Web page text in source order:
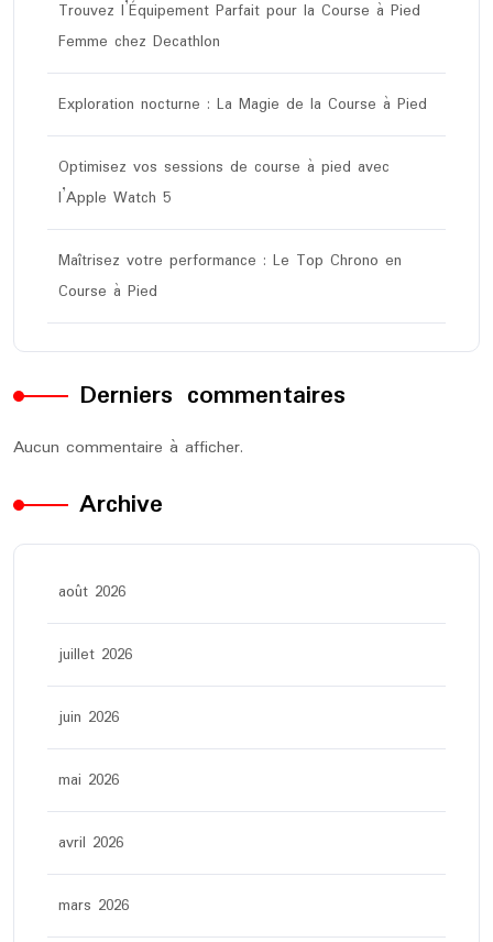
Trouvez l’Équipement Parfait pour la Course à Pied
Femme chez Decathlon
Exploration nocturne : La Magie de la Course à Pied
Optimisez vos sessions de course à pied avec
l’Apple Watch 5
Maîtrisez votre performance : Le Top Chrono en
Course à Pied
Derniers commentaires
Aucun commentaire à afficher.
Archive
août 2026
juillet 2026
juin 2026
mai 2026
avril 2026
mars 2026